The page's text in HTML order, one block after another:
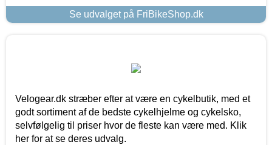
Se udvalget på FriBikeShop.dk
Velogear.dk stræber efter at være en cykelbutik, med et
godt sortiment af de bedste cykelhjelme og cykelsko,
selvfølgelig til priser hvor de fleste kan være med. Klik
her for at se deres udvalg.